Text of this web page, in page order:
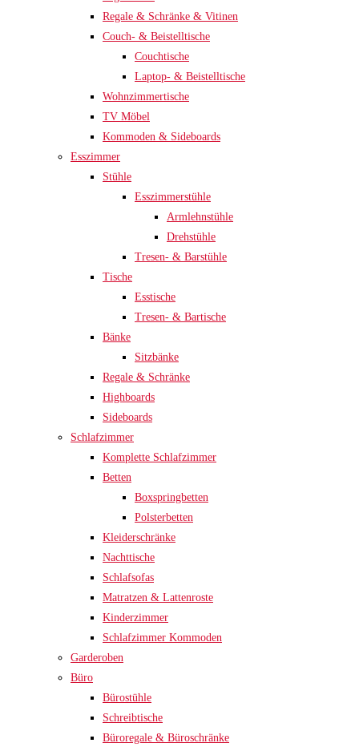
Regale & Schränke & Vitinen
Couch- & Beistelltische
Couchtische
Laptop- & Beistelltische
Wohnzimmertische
TV Möbel
Kommoden & Sideboards
Esszimmer
Stühle
Esszimmerstühle
Armlehnstühle
Drehstühle
Tresen- & Barstühle
Tische
Esstische
Tresen- & Bartische
Bänke
Sitzbänke
Regale & Schränke
Highboards
Sideboards
Schlafzimmer
Komplette Schlafzimmer
Betten
Boxspringbetten
Polsterbetten
Kleiderschränke
Nachttische
Schlafsofas
Matratzen & Lattenroste
Kinderzimmer
Schlafzimmer Kommoden
Garderoben
Büro
Bürostühle
Schreibtische
Büroregale & Büroschränke